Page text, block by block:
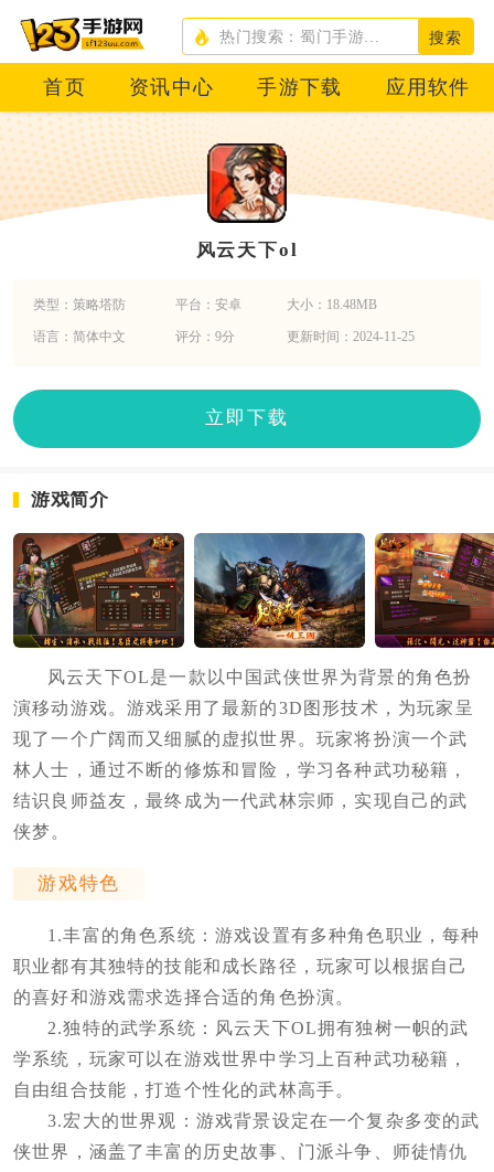
搜索
首页 资讯中心 手游下载 应用软件
风云天下ol
类型：策略塔防 平台：安卓 大小：18.48MB
语言：简体中文 评分：9分 更新时间：2024-11-25
立即下载
游戏简介
风云天下OL是一款以中国武侠世界为背景的角色扮
演移动游戏。游戏采用了最新的3D图形技术，为玩家呈
现了一个广阔而又细腻的虚拟世界。玩家将扮演一个武
林人士，通过不断的修炼和冒险，学习各种武功秘籍，
结识良师益友，最终成为一代武林宗师，实现自己的武
侠梦。
游戏特色
1.丰富的角色系统：游戏设置有多种角色职业，每种
职业都有其独特的技能和成长路径，玩家可以根据自己
的喜好和游戏需求选择合适的角色扮演。
2.独特的武学系统：风云天下OL拥有独树一帜的武
学系统，玩家可以在游戏世界中学习上百种武功秘籍，
自由组合技能，打造个性化的武林高手。
3.宏大的世界观：游戏背景设定在一个复杂多变的武
侠世界，涵盖了丰富的历史故事、门派斗争、师徒情仇